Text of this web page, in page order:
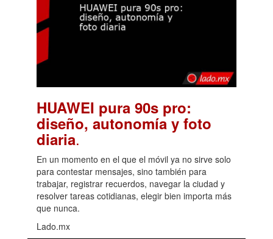
HUAWEI pura 90s pro:
diseño, autonomía y foto
diaria.
En un momento en el que el móvil ya no sirve solo
para contestar mensajes, sino también para
trabajar, registrar recuerdos, navegar la ciudad y
resolver tareas cotidianas, elegir bien importa más
que nunca.
Lado.mx